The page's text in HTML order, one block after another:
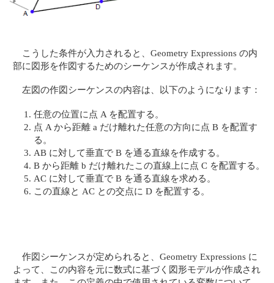
こうした条件が入力されると、Geometry Expressions の内
部に図形を作図するためのシーケンスが作成されます。
左図の作図シーケンスの内容は、以下のようになります：
任意の位置に点 A を配置する。
点 A から距離 a だけ離れた任意の方向に点 B を配置す
る。
AB に対して垂直で B を通る直線を作成する。
B から距離 b だけ離れたこの直線上に点 C を配置する。
AC に対して垂直で B を通る直線を求める。
この直線と AC との交点に D を配置する。
作図シーケンスが定められると、Geometry Expressions に
よって、この内容を元に数式に基づく図形モデルが作成され